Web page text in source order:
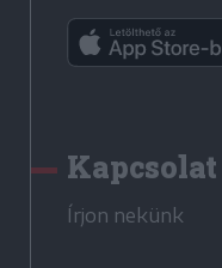
Kapcsolat
Írjon nekünk